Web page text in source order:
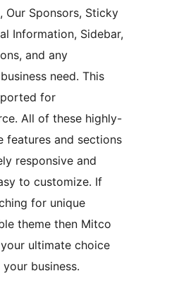
Our Sponsors, Sticky
Information, Sidebar,
and any
need. This
for
All of these highly-
features and sections
responsive and
to customize. If
for unique
theme then Mitco
ultimate choice
business.